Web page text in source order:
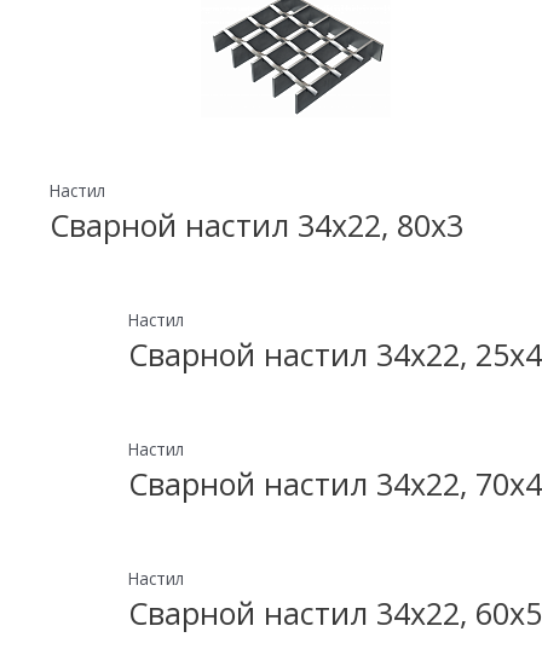
Настил
Сварной настил 34х22, 80х3
Настил
Сварной настил 34х22, 25х4
Настил
Сварной настил 34х22, 70х4
Настил
Сварной настил 34х22, 60х5